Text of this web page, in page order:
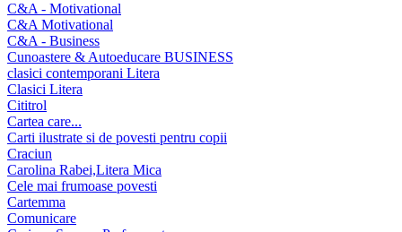
C&A - Motivational
C&A Motivational
C&A - Business
Cunoastere & Autoeducare BUSINESS
clasici contemporani Litera
Clasici Litera
Cititrol
Cartea care...
Carti ilustrate si de povesti pentru copii
Craciun
Carolina Rabei,Litera Mica
Cele mai frumoase povesti
Cartemma
Comunicare